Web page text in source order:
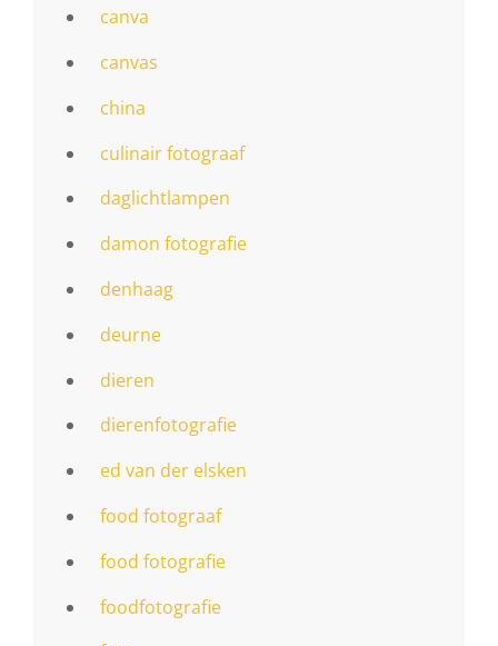
canva
canvas
china
culinair fotograaf
daglichtlampen
damon fotografie
denhaag
deurne
dieren
dierenfotografie
ed van der elsken
food fotograaf
food fotografie
foodfotografie